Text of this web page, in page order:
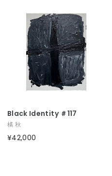
Black Identity ＃117
橘 秋
¥42,000